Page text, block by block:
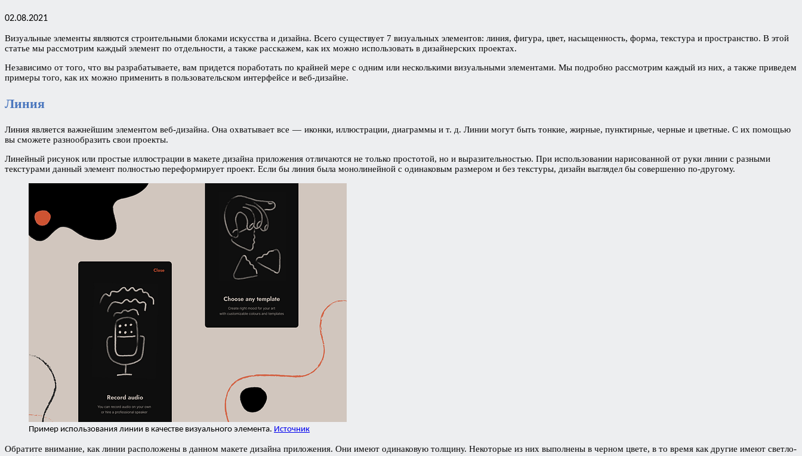
02.08.2021
Визуальные элементы являются строительными блоками искусства и дизайна. Всего существует 7 визуальных элементов: линия, фигура, цвет, насыщенность, форма, текстура и пространство. В этой
статье мы рассмотрим каждый элемент по отдельности, а также расскажем, как их можно использовать в дизайнерских проектах.
Независимо от того, что вы разрабатываете, вам придется поработать по крайней мере с одним или несколькими визуальными элементами. Мы подробно рассмотрим каждый из них, а также приведем
примеры того, как их можно применить в пользовательском интерфейсе и веб-дизайне.
Линия
Линия является важнейшим элементом веб-дизайна. Она охватывает все — иконки, иллюстрации, диаграммы и т. д. Линии могут быть тонкие, жирные, пунктирные, черные и цветные. С их помощью
вы сможете разнообразить свои проекты.
Линейный рисунок или простые иллюстрации в макете дизайна приложения отличаются не только простотой, но и выразительностью. При использовании нарисованной от руки линии с разными
текстурами данный элемент полностью переформирует проект. Если бы линия была монолинейной с одинаковым размером и без текстуры, дизайн выглядел бы совершенно по-другому.
Пример использования линии в качестве визуального элемента. Источник
Обратите внимание, как линии расположены в данном макете дизайна приложения. Они имеют одинаковую толщину. Некоторые из них выполнены в черном цвете, в то время как другие имеют светло-